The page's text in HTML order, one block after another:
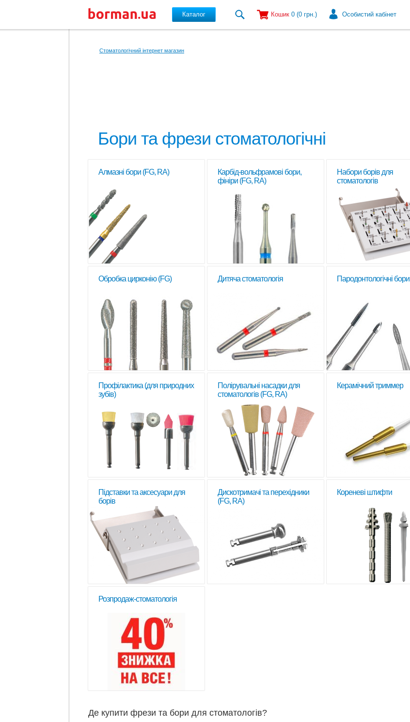
Каталог Кошик 0 (0 грн.) Особистий кабінет
Стоматологічний інтернет магазин
Бори та фрези стоматологічні
Алмазні бори (FG, RA)
Карбід-вольфрамові бори,
фініри (FG, RA)
Набори борів для
стоматологів
Обробка цирконію (FG) Дитяча стоматологія Пародонтологічні бори
Профілактика (для природних
зубів)
Полірувальні насадки для
стоматологів (FG, RA)
Керамічний триммер
Підставки та аксесуари для
борів
Дискотримачі та перехідники
(FG, RA)
Кореневі штифти
Розпродаж-стоматологія
Де купити фрези та бори для стоматологів?